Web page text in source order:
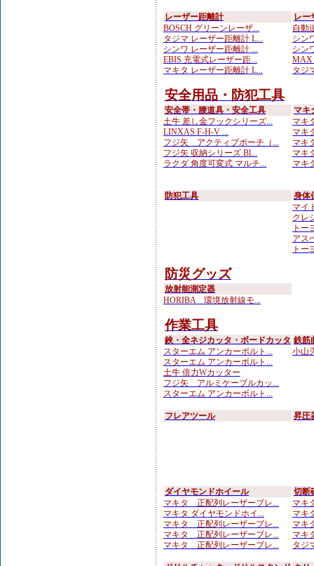
レーザー距離計
BOSCH グリーンレーザ...
タジマ レーザー距離計 L...
シンワ レーザー距離計 ...
EBIS 充電式レーザー距...
マキタ レーザー距離計 L...
レー
自動
シン
シン
タジ
安全用品・防犯工具
安全帯・腰道具・安全工具
土牛 差し金フックシリーズ...
LINXAS F-H-V ...
フジ矢 アクティブポーチ（...
フジ矢 収納シリーズ Bl...
ラクダ 角度可変式 マルチ...
マキ
マキ
マキ
マキ
マキ
マキ
防犯工具
身体
マイ
クレ
トー
アス
トー
防災グッズ
放射能測定器
HORIBA 環境放射線モ...
作業工具
鋏・全ネジカッタ・ボードカッタ
スターエム アンカーボルト...
スターエム アンカーボルト...
土牛 倍力Wカッター
フジ矢 アルミケーブルカッ...
スターエム アンカーボルト...
鉄筋
小山
フレアツール 昇圧
ダイヤモンドホイール
マキタ 正配列レーザーブレ...
マキタ ダイヤモンドホイ...
マキタ 正配列レーザーブレ...
マキタ 正配列レーザーブレ...
マキタ 正配列レーザーブレ...
切断
マキ
マキ
マキ
マキ
タジ